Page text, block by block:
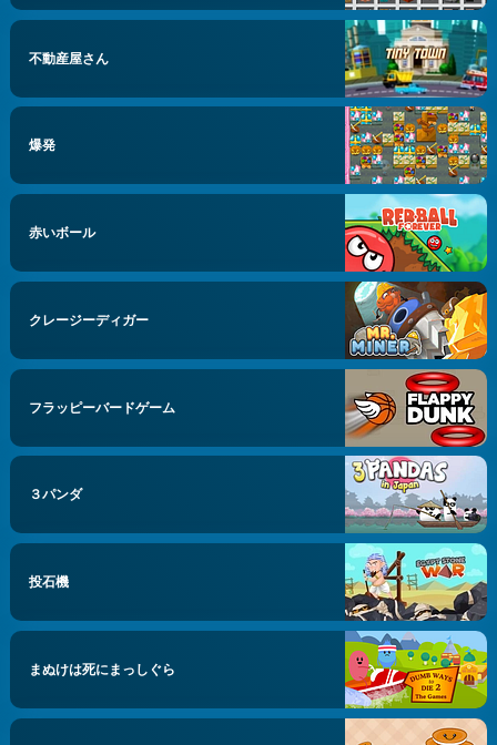
不動産屋さん
爆発
赤いボール
クレージーディガー
フラッピーバードゲーム
３パンダ
投石機
まぬけは死にまっしぐら